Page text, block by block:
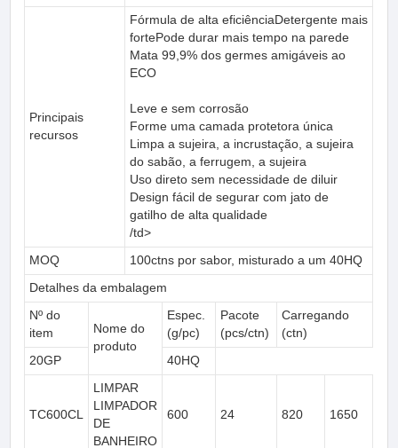
Principais
recursos
Fórmula de alta eficiênciaDetergente mais
fortePode durar mais tempo na parede
Mata 99,9% dos germes amigáveis ​​ao
ECO
Leve e sem corrosão
Forme uma camada protetora única
Limpa a sujeira, a incrustação, a sujeira
do sabão, a ferrugem, a sujeira
Uso direto sem necessidade de diluir
Design fácil de segurar com jato de
gatilho de alta qualidade
/td>
MOQ 100ctns por sabor, misturado a um 40HQ
Detalhes da embalagem
Nº do
item
Nome do
produto
Espec.
(g/pc)
Pacote
(pcs/ctn)
Carregando
(ctn)
20GP 40HQ
TC600CL
LIMPAR
LIMPADOR
DE
BANHEIRO
600 24 820 1650